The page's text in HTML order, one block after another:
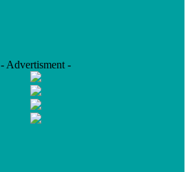
- Advertisment -